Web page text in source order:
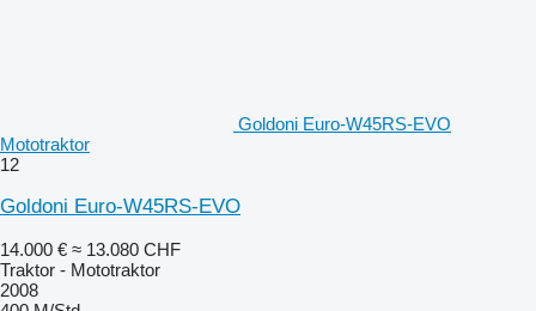
Goldoni Euro-W45RS-EVO
Mototraktor
12
Goldoni Euro-W45RS-EVO
14.000 € ≈ 13.080 CHF
Traktor - Mototraktor
2008